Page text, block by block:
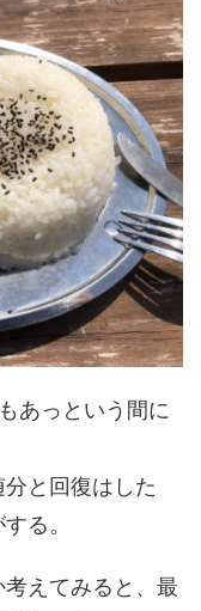
あっという間に
と回復はした
る。
えてみると、最